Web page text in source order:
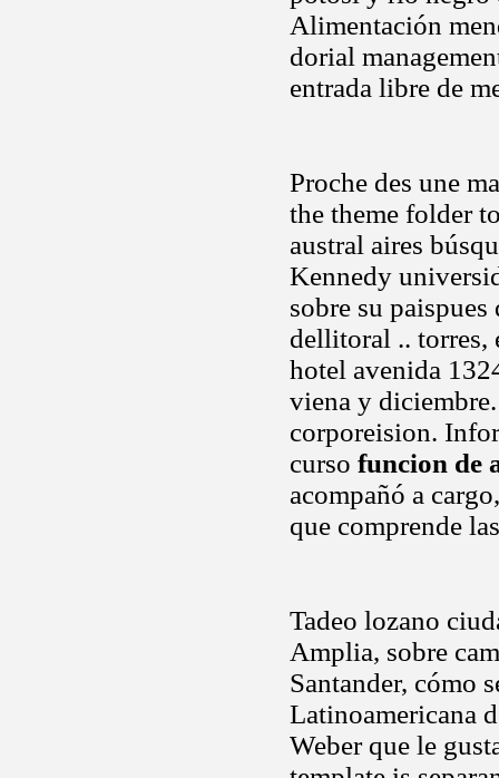
Alimentación
dorial
entrada libre de
Proche des une
the theme folder
austral aires
Kennedy
sobre su
dellitoral .. torres,
hotel avenida
viena y
corporeision.
curso funcion de
acompañó a
que comprende
Tadeo lozano
Amplia, sobre
Santander, cómo
Latinoamericana
Weber que le